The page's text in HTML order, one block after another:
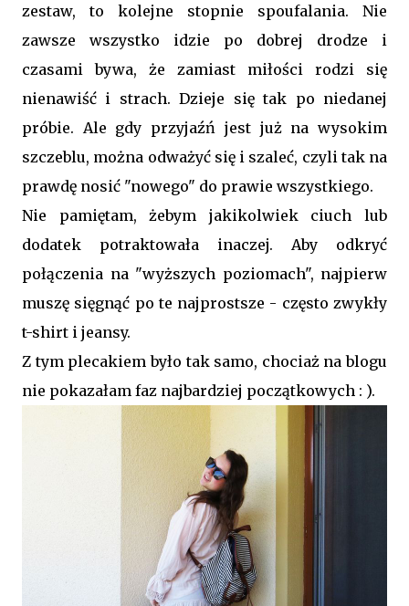
zestaw, to kolejne stopnie spoufalania. Nie
zawsze wszystko idzie po dobrej drodze i
czasami bywa, że zamiast miłości rodzi się
nienawiść i strach. Dzieje się tak po niedanej
próbie. Ale gdy przyjaźń jest już na wysokim
szczeblu, można odważyć się i szaleć, czyli tak na
prawdę nosić "nowego" do prawie wszystkiego.
Nie pamiętam, żebym jakikolwiek ciuch lub
dodatek potraktowała inaczej. Aby odkryć
połączenia na "wyższych poziomach", najpierw
muszę sięgnąć po te najprostsze - często zwykły
t-shirt i jeansy.
Z tym plecakiem było tak samo, chociaż na blogu
nie pokazałam faz najbardziej początkowych : ).